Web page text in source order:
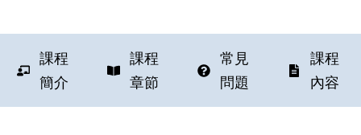
課程
簡介
課程
章節
常見
問題
課程
內容